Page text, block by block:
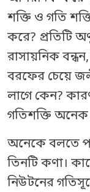
শক্তি ও গতি
করে? প্রতিটি
রাসায়নিক
বরফের চেয়ে
লাগে কেন?
গতিশক্তি অনেক
অনেকে বলতে
তিনটি কণা।
নিউটনের